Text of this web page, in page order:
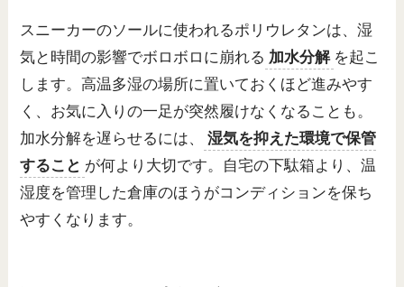
スニーカーのソールに使われるポリウレタンは、湿
気と時間の影響でボロボロに崩れる 加水分解 を起こ
します。高温多湿の場所に置いておくほど進みやす
く、お気に入りの一足が突然履けなくなることも。
加水分解を遅らせるには、
湿気を抑えた環境で保管
すること が何より大切です。自宅の下駄箱より、温
湿度を管理した倉庫のほうがコンディションを保ち
やすくなります。